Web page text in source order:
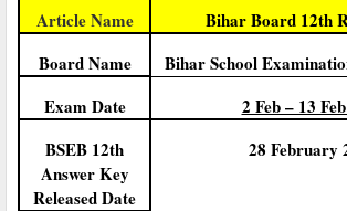
Article Name
Bihar Board 12th
Board Name
Bihar School
Exam Date
2 Feb – 13
BSEB 12th
Answer Key
Released Date
28 February